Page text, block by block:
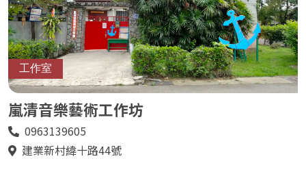
工作室
嵐清音樂藝術工作坊
電
0963139605
地建業新村緯十路44號